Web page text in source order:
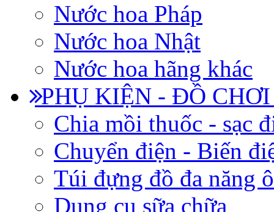
Nước hoa Pháp
Nước hoa Nhật
Nước hoa hãng khác
PHỤ KIỆN - ĐỒ
Chia mồi thuốc - sạc
Chuyển điện - Biến
Túi đựng đồ đa năng
Dụng cụ sữa chữa